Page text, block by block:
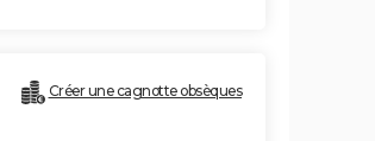
Créer une cagnotte obsèques